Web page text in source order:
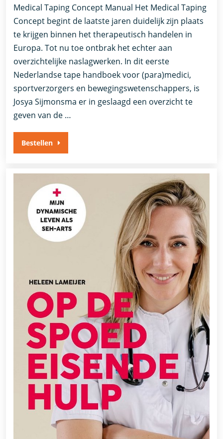
Medical Taping Concept Manual Het Medical Taping
Concept begint de laatste jaren duidelijk zijn plaats
te krijgen binnen het therapeutisch handelen in
Europa. Tot nu toe ontbrak het echter aan
overzichtelijke naslagwerken. In dit eerste
Nederlandse tape handboek voor (para)medici,
sportverzorgers en bewegingswetenschappers, is
Josya Sijmonsma er in geslaagd een overzicht te
geven van de …
Bestellen